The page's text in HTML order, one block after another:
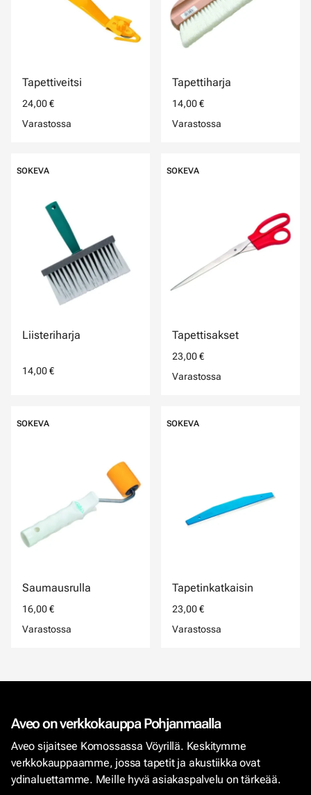
Tapettiveitsi
24,00 €
Varastossa
Tapettiharja
14,00 €
Varastossa
SOKEVA
Liisteriharja
14,00 €
SOKEVA
Tapettisakset
23,00 €
Varastossa
SOKEVA
Saumausrulla
16,00 €
Varastossa
SOKEVA
Tapetinkatkaisin
23,00 €
Varastossa
Aveo on verkkokauppa Pohjanmaalla
Aveo sijaitsee Komossassa Vöyrillä. Keskitymme
verkkokauppaamme, jossa tapetit ja akustiikka ovat
ydinaluettamme. Meille hyvä asiakaspalvelu on tärkeää.